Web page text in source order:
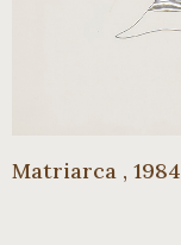
Matriarca , 1984